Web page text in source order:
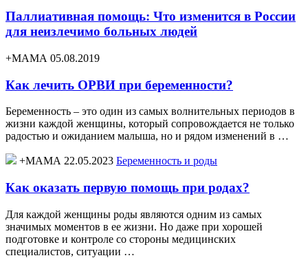
Паллиативная помощь: Что изменится в России
для неизлечимо больных людей
+МАМА 05.08.2019
Как лечить ОРВИ при беременности?
Беременность – это один из самых волнительных периодов в
жизни каждой женщины, который сопровождается не только
радостью и ожиданием малыша, но и рядом изменений в …
+МАМА 22.05.2023 Беременность и роды
Как оказать первую помощь при родах?
Для каждой женщины роды являются одним из самых
значимых моментов в ее жизни. Но даже при хорошей
подготовке и контроле со стороны медицинских
специалистов, ситуации …